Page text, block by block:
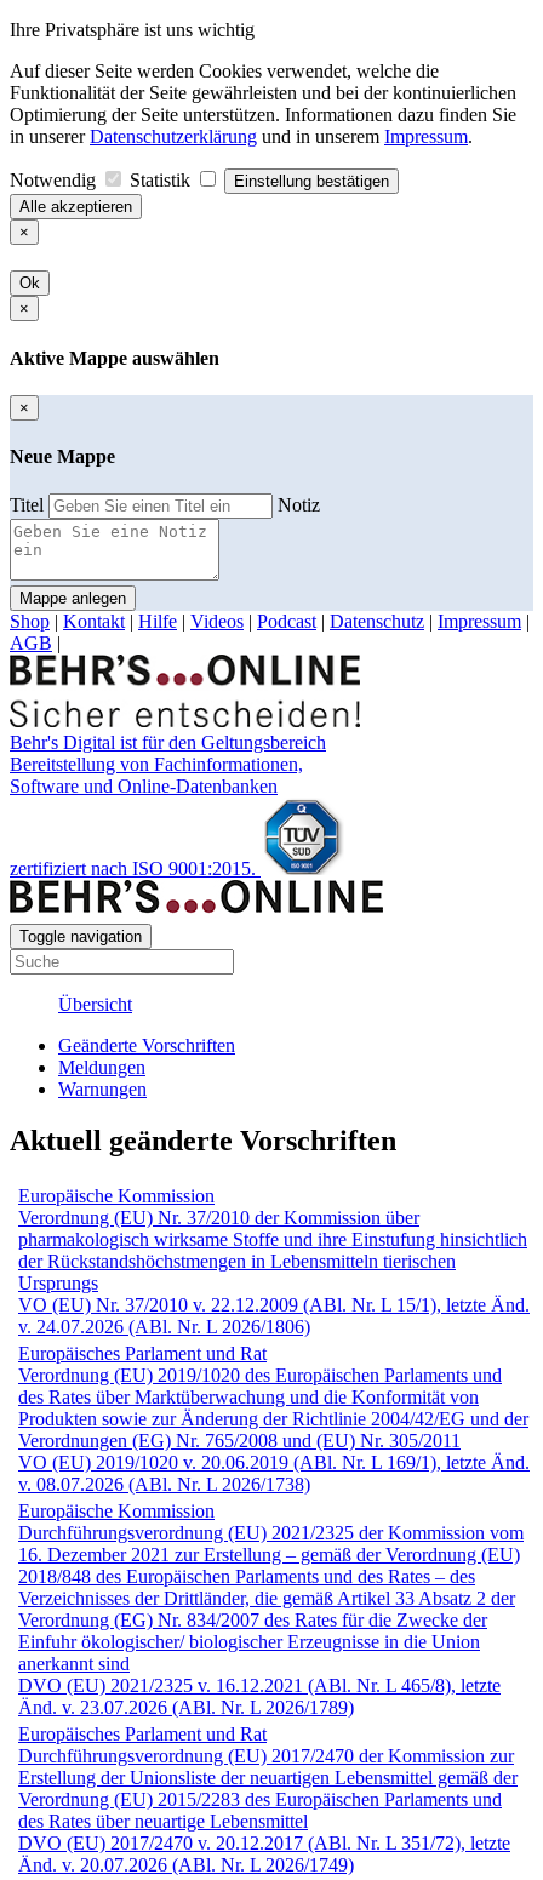
Ihre Privatsphäre ist uns wichtig
Auf dieser Seite werden Cookies verwendet, welche die
Funktionalität der Seite gewährleisten und bei der kontinuierlichen
Optimierung der Seite unterstützen. Informationen dazu finden Sie
in unsererDatenschutzerklärung und in unserem Impressum.
Notwendig Statistik
Einstellung bestätigen
Alle akzeptieren
×
Ok
×
Aktive Mappe auswählen
×
Neue Mappe
Titel Notiz
Mappe anlegen
Shop | Kontakt | Hilfe | Videos | Podcast | Datenschutz | Impressum |
AGB |
Behr's Digital ist für den Geltungsbereich
Bereitstellung von Fachinformationen,
Software und Online-Datenbanken
zertifiziert nach ISO 9001:2015.
Toggle navigation
Übersicht
Geänderte Vorschriften
Meldungen
Warnungen
Aktuell geänderte Vorschriften
Europäische Kommission
Verordnung (EU) Nr. 37/2010 der Kommission über
pharmakologisch wirksame Stoffe und ihre Einstufung hinsichtlich
der Rückstandshöchstmengen in Lebensmitteln tierischen
Ursprungs
VO (EU) Nr. 37/2010 v. 22.12.2009 (ABl. Nr. L 15/1), letzte Änd.
v. 24.07.2026 (ABl. Nr. L 2026/1806)
Europäisches Parlament und Rat
Verordnung (EU) 2019/1020 des Europäischen Parlaments und
des Rates über Marktüberwachung und die Konformität von
Produkten sowie zur Änderung der Richtlinie 2004/42/EG und der
Verordnungen (EG) Nr. 765/2008 und (EU) Nr. 305/2011
VO (EU) 2019/1020 v. 20.06.2019 (ABl. Nr. L 169/1), letzte Änd.
v. 08.07.2026 (ABl. Nr. L 2026/1738)
Europäische Kommission
Durchführungs­verordnung (EU) 2021/2325 der Kommission vom
16. Dezember 2021 zur Erstellung – gemäß der Verordnung (EU)
2018/848 des Europäischen Parlaments und des Rates – des
Verzeichnisses der Drittländer, die gemäß Artikel 33 Absatz 2 der
Verordnung (EG) Nr. 834/2007 des Rates für die Zwecke der
Einfuhr ökologischer/ biologischer Erzeugnisse in die Union
anerkannt sind
DVO (EU) 2021/2325 v. 16.12.2021 (ABl. Nr. L 465/8), letzte
Änd. v. 23.07.2026 (ABl. Nr. L 2026/1789)
Europäisches Parlament und Rat
Durchführungs­verordnung (EU) 2017/2470 der Kommission zur
Erstellung der Unionsliste der neuartigen Lebensmittel gemäß der
Verordnung (EU) 2015/2283 des Europäischen Parlaments und
des Rates über neuartige Lebensmittel
DVO (EU) 2017/2470 v. 20.12.2017 (ABl. Nr. L 351/72), letzte
Änd. v. 20.07.2026 (ABl. Nr. L 2026/1749)